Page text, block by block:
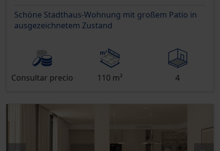
Schöne Stadthaus-Wohnung mit großem Patio in
ausgezeichnetem Zustand
Consultar precio 110 m² 4